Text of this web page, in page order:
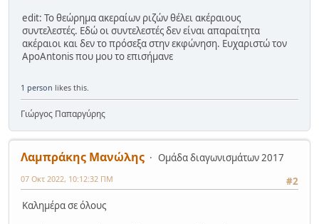
edit: Το θεώρημα ακεραίων ριζών θέλει ακέραιους
συντελεστές. Εδώ οι συντελεστές δεν είναι απαραίτητα
ακέραιοι και δεν το πρόσεξα στην εκφώνηση. Ευχαριστώ τον
ApoAntonis που μου το επισήμανε
1 person likes this.
Γιώργος Παπαργύρης
Λαμπράκης Μανώλης
Ομάδα διαγωνισμάτων 2017
#2
07 Οκτ 2022, 10:12:32 ΠΜ
Καλημέρα σε όλους